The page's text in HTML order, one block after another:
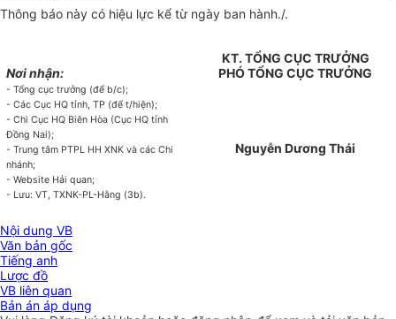
Thông báo này có hiệu lực kể từ ngày ban hành./.
Nơi nhận:
- Tổng cục trưởng (để b/c);
- Các Cục HQ tỉnh, TP (để t/hiện);
- Chi Cục HQ Biên Hòa (Cục HQ tỉnh
Đồng Nai);
- Trung tâm PTPL HH XNK và các Chi
nhánh;
- Website Hải quan;
- Lưu: VT, TXNK-PL-Hằng (3b).
KT. TỔNG CỤC TRƯỞNG
PHÓ TỔNG CỤC TRƯỞNG
Nguyễn Dương Thái
Nội dung VB
Văn bản gốc
Tiếng anh
Lược đồ
VB liên quan
Bản án áp dụng